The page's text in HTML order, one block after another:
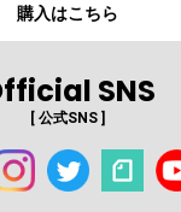
購入はこちら
SNS
[ 公式SNS ]